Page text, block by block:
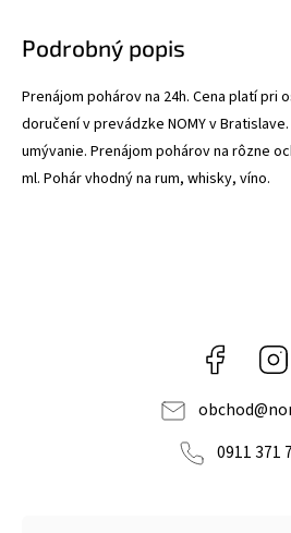
Podrobný popis
Prenájom pohárov na 24h. Cena platí pri
doručení v prevádzke NOMY v
umývanie. Prenájom pohárov na rôzne
ml. Pohár vhodný na rum, whisky, víno.
Facebook
obchod@
0911 371